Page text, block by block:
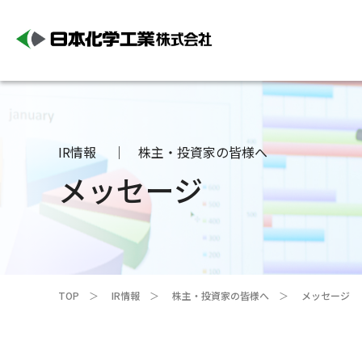
IR情報 株主・投資家の皆様へ
メッセージ
TOP IR情報 株主・投資家の皆様へ メッセージ